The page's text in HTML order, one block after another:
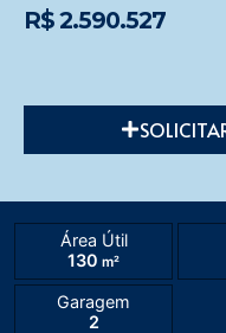
R$ 2.590.527
Área Útil
130 m²
Garagem
2